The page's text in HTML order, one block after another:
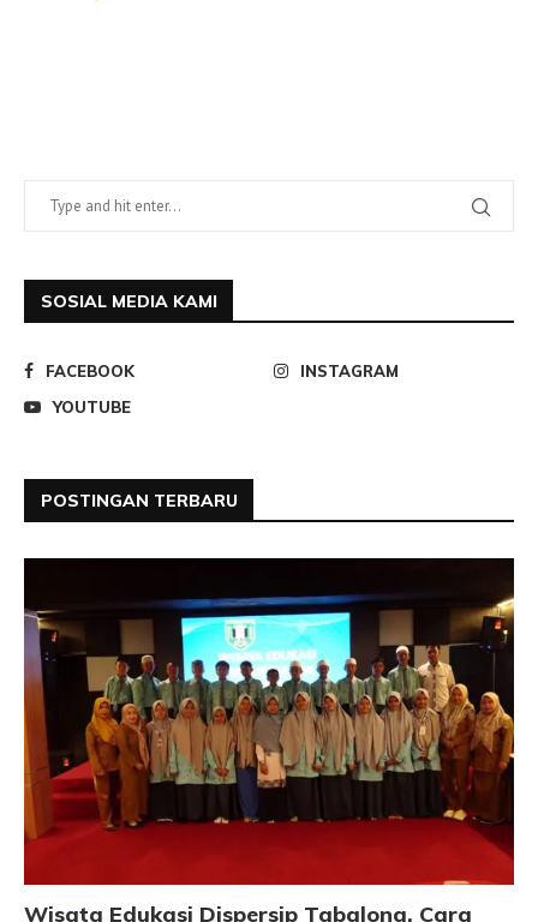
SOSIAL MEDIA KAMI
FACEBOOK
INSTAGRAM
YOUTUBE
POSTINGAN TERBARU
Wisata Edukasi Dispersip Tabalong, Cara